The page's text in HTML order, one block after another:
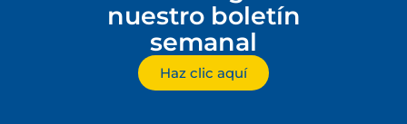
nuestro boletín
semanal
Haz clic aquí